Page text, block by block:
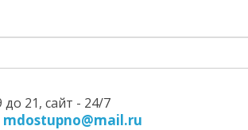
21, cайт - 24/7
mdostupno@mail.ru